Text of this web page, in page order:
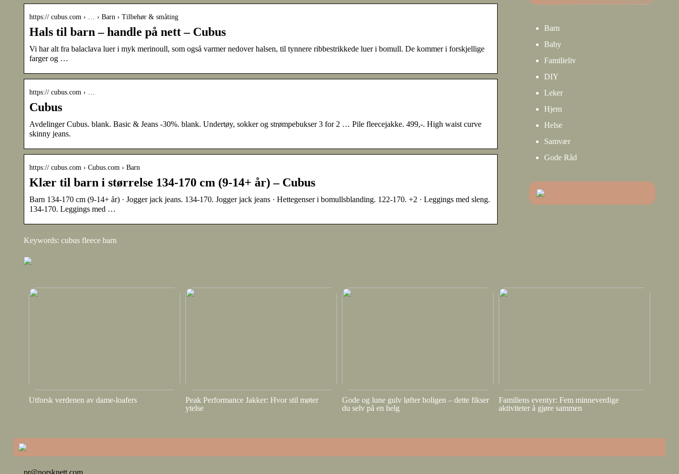
https:// cubus.com › … › Barn › Tilbehør & småting
Hals til barn – handle på nett – Cubus
Vi har alt fra balaclava luer i myk merinoull, som også varmer nedover halsen, til tynnere ribbestrikkede luer i bomull. De kommer i forskjellige
farger og …
https:// cubus.com › …
Cubus
Avdelinger Cubus. blank. Basic & Jeans -30%. blank. Undertøy, sokker og strømpebukser 3 for 2 … Pile fleecejakke. 499,-. High waist curve
skinny jeans.
https:// cubus.com › Cubus.com › Barn
Klær til barn i størrelse 134-170 cm (9-14+ år) – Cubus
Barn 134-170 cm (9-14+ år) · Jogger jack jeans. 134-170. Jogger jack jeans · Hettegenser i bomullsblanding. 122-170. +2 · Leggings med sleng.
134-170. Leggings med …
Keywords: cubus fleece barn
Barn
Baby
Familieliv
DIY
Leker
Hjem
Helse
Samvær
Gode Råd
Utforsk verdenen av dame-loafers
Peak Performance Jakker: Hvor stil møter
ytelse
Gode og lune gulv løfter boligen – dette fikser
du selv på en helg
Familiens eventyr: Fem minneverdige
aktiviteter å gjøre sammen
pr@norsknett.com